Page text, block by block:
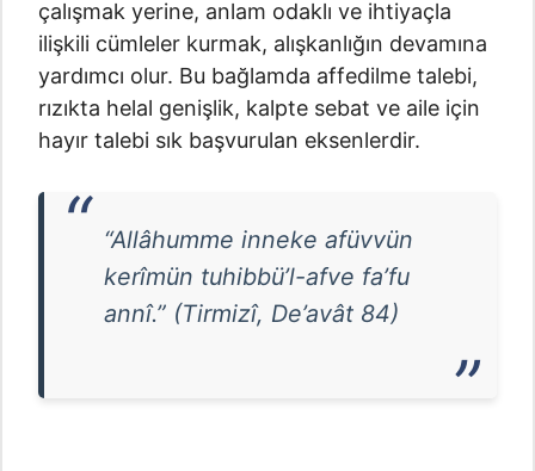
çalışmak yerine, anlam odaklı ve ihtiyaçla
ilişkili cümleler kurmak, alışkanlığın devamına
yardımcı olur. Bu bağlamda affedilme talebi,
rızıkta helal genişlik, kalpte sebat ve aile için
hayır talebi sık başvurulan eksenlerdir.
“Allâhumme inneke afüvvün
kerîmün tuhibbü’l-afve fa’fu
annî.” (Tirmizî, De’avât 84)